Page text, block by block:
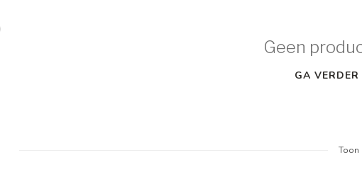
Geen
GA
Toon